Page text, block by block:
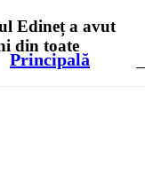
Principală
Edineț a avut
din toate